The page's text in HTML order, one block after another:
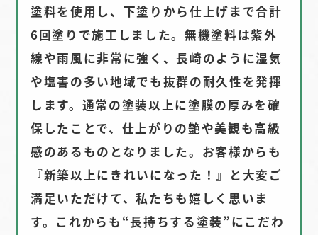
塗料を使用し、下塗りから仕上げまで合計
6回塗りで施工しました。無機塗料は紫外
線や雨風に非常に強く、長崎のように湿気
や塩害の多い地域でも抜群の耐久性を発揮
します。通常の塗装以上に塗膜の厚みを確
保したことで、仕上がりの艶や美観も高級
感のあるものとなりました。お客様からも
『新築以上にきれいになった！』と大変ご
満足いただけて、私たちも嬉しく思いま
す。これからも“長持ちする塗装”にこだわ